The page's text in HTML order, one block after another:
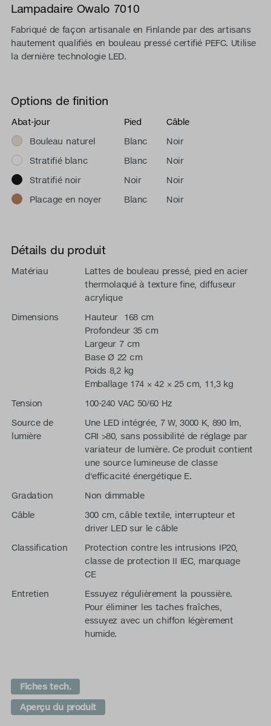
Lampadaire Owalo 7010
Fabriqué de façon artisanale en Finlande par des artisans
hautement qualifiés en bouleau pressé certifié PEFC. Utilise
la dernière technologie LED.
Options de finition
Abat-jour Pied
Câble
Bouleau naturel
Blanc
Noir
Stratifié blanc
Blanc
Noir
Stratifié noir
Noir
Noir
Placage en noyer
Blanc Noir
Détails du produit
Matériau
Lattes de bouleau pressé, pied en acier
thermolaqué à texture fine, diffuseur
acrylique
Dimensions
Hauteur 168 cm
Profondeur 35 cm
Largeur 7 cm
Base Ø 22 cm
Poids 8,2 kg
Emballage 174 × 42 × 25 cm, 11,3 kg
Tension
100-240 VAC 50/60 Hz
Source de
lumière
Une LED intégrée, 7 W, 3000 K, 890 lm,
CRI >80, sans possibilité de réglage par
variateur de lumière. Ce produit contient
une source lumineuse de classe
d'efficacité énergétique E.
Gradation
Non dimmable
Câble
300 cm, câble textile, interrupteur et
driver LED sur le câble
Classification
Protection contre les intrusions IP20,
classe de protection II IEC, marquage
CE
Entretien
Essuyez régulièrement la poussière.
Pour éliminer les taches fraîches,
essuyez avec un chiffon légèrement
humide.
Fiches tech.
Aperçu du produit